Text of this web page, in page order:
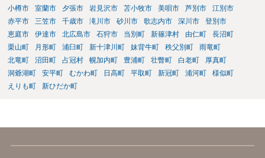
小樽市
室蘭市 夕張市 岩見沢市 苫小牧市 美唄市 芦別市
江別市
赤平市
三笠市 千歳市 滝川市 砂川市 歌志内市 深川市
登別市
恵庭市
伊達市 北広島市 石狩市 当別町 新篠津村 由仁町
長沼町
栗山町
月形町 浦臼町 新十津川町 妹背牛町 秩父別町
雨竜町
北竜町
沼田町 占冠村 幌加内町 豊浦町 壮瞥町 白老町
厚真町
洞爺湖町
安平町 むかわ町 日高町 平取町 新冠町 浦河町
様似町
えりも町
新ひだか町